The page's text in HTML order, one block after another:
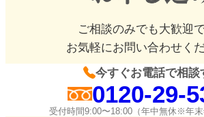
ご相談のみでも大歓迎で
お気軽にお問い合わせくだ
今すぐお電話で相談
0120-29-
受付時間9:00〜18:00（年中無休※年末